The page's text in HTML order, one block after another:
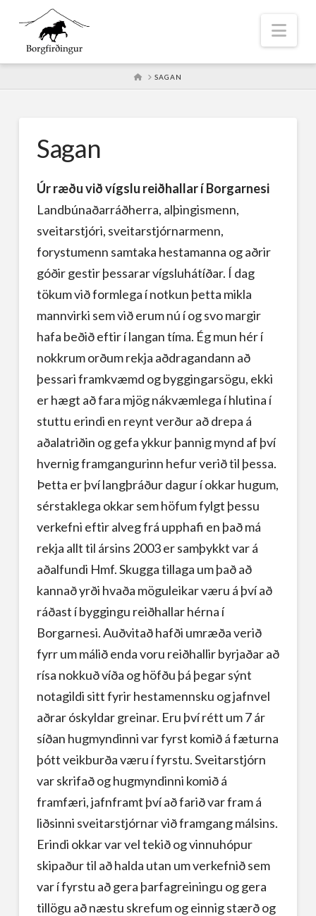
HOMESAGAN
Sagan
Úr ræðu við vígslu reiðhallar í Borgarnesi
Landbúnaðarráðherra, alþingismenn,
sveitarstjóri, sveitarstjórnarmenn,
forystumenn samtaka hestamanna og aðrir
góðir gestir þessarar vígsluhátíðar. Í dag
tökum við formlega í notkun þetta mikla
mannvirki sem við erum nú í og svo margir
hafa beðið eftir í langan tíma. Ég mun hér í
nokkrum orðum rekja aðdragandann að
þessari framkvæmd og byggingarsögu, ekki
er hægt að fara mjög nákvæmlega í hlutina í
stuttu erindi en reynt verður að drepa á
aðalatriðin og gefa ykkur þannig mynd af því
hvernig framgangurinn hefur verið til þessa.
Þetta er því langþráður dagur í okkar hugum,
sérstaklega okkar sem höfum fylgt þessu
verkefni eftir alveg frá upphafi en það má
rekja allt til ársins 2003 er samþykkt var á
aðalfundi Hmf. Skugga tillaga um það að
kannað yrði hvaða möguleikar væru á því að
ráðast í byggingu reiðhallar hérna í
Borgarnesi. Auðvitað hafði umræða verið
fyrr um málið enda voru reiðhallir byrjaðar að
rísa nokkuð víða og höfðu þá þegar sýnt
notagildi sitt fyrir hestamennsku og jafnvel
aðrar óskyldar greinar. Eru því rétt um 7 ár
síðan hugmyndinni var fyrst komið á fæturna
þótt veikburða væru í fyrstu. Sveitarstjórn
var skrifað og hugmyndinni komið á
framfæri, jafnframt því að farið var fram á
liðsinni sveitarstjórnar við framgang málsins.
Erindi okkar var vel tekið og vinnuhópur
skipaður til að halda utan um verkefnið sem
var í fyrstu að gera þarfagreiningu og gera
tillögu að næstu skrefum og einnig stærð og